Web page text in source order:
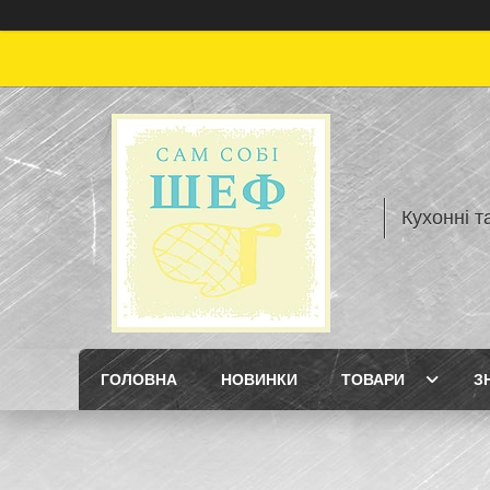
Кухонні
ГОЛОВНА НОВИНКИ ТОВАРИ